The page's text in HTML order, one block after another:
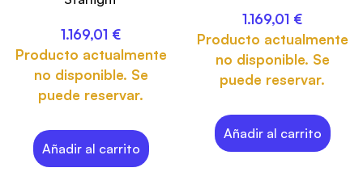
1.169,01 €
Producto actualmente
no disponible. Se
puede reservar.
Añadir al carrito
1.169,01 €
Producto actualmente
no disponible. Se
puede reservar.
Añadir al carrito